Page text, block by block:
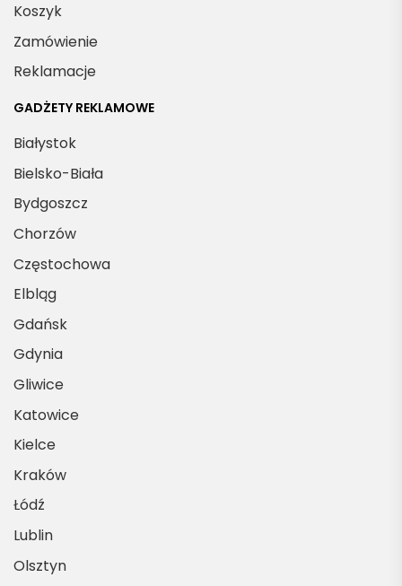
Koszyk
Zamówienie
Reklamacje
GADŻETY REKLAMOWE
Białystok
Bielsko-Biała
Bydgoszcz
Chorzów
Częstochowa
Elbląg
Gdańsk
Gdynia
Gliwice
Katowice
Kielce
Kraków
Łódź
Lublin
Olsztyn